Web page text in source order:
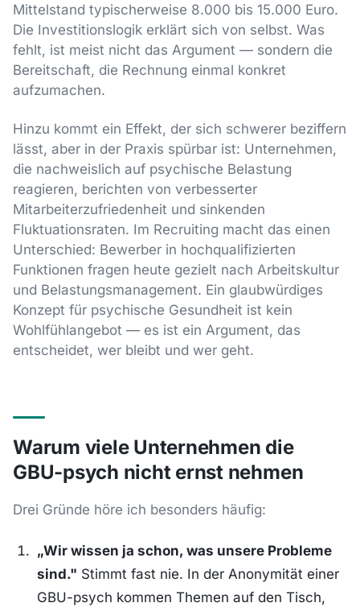
Mittelstand typischerweise 8.000 bis 15.000 Euro.
Die Investitionslogik erklärt sich von selbst. Was
fehlt, ist meist nicht das Argument — sondern die
Bereitschaft, die Rechnung einmal konkret
aufzumachen.
Hinzu kommt ein Effekt, der sich schwerer beziffern
lässt, aber in der Praxis spürbar ist: Unternehmen,
die nachweislich auf psychische Belastung
reagieren, berichten von verbesserter
Mitarbeiterzufriedenheit und sinkenden
Fluktuationsraten. Im Recruiting macht das einen
Unterschied: Bewerber in hochqualifizierten
Funktionen fragen heute gezielt nach Arbeitskultur
und Belastungsmanagement. Ein glaubwürdiges
Konzept für psychische Gesundheit ist kein
Wohlfühlangebot — es ist ein Argument, das
entscheidet, wer bleibt und wer geht.
Warum viele Unternehmen die
GBU-psych nicht ernst nehmen
Drei Gründe höre ich besonders häufig:
„Wir wissen ja schon, was unsere Probleme
sind." Stimmt fast nie. In der Anonymität einer
GBU-psych kommen Themen auf den Tisch,